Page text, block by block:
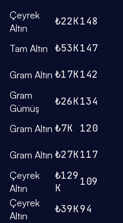
Çeyrek
Altın
₺22K148
Tam Altın ₺53K147
Gram Altın ₺17K142
Gram
Gümüş
₺26K134
Gram Altın ₺7K
120
Gram Altın ₺27K117
Çeyrek
Altın
₺129
K
109
Çeyrek
Altın
₺39K94